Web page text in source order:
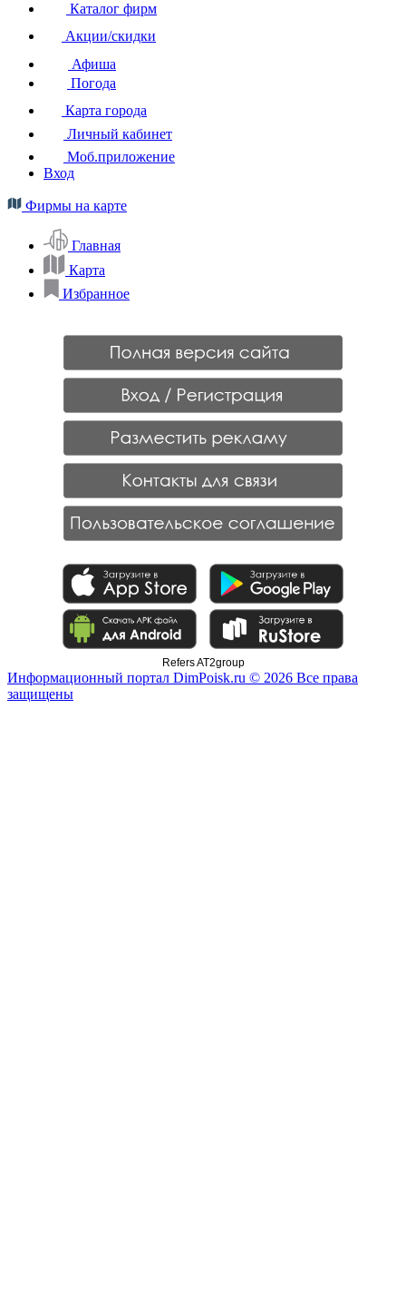
Каталог фирм
Акции/скидки
Афиша
Погода
Карта города
Личный кабинет
Моб.приложение
Вход
Фирмы на карте
Главная
Карта
Избранное
Refers AT2group
Информационный портал DimPoisk.ru © 2026 Все права
защищены